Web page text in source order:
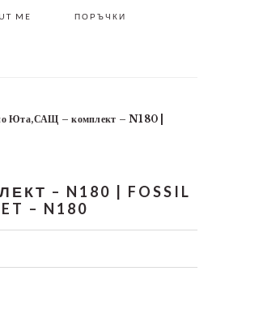
ME ПОРЪЧКИ
Юта,САЩ – комплект – N180 |
– N180 | FOSSIL
– N180